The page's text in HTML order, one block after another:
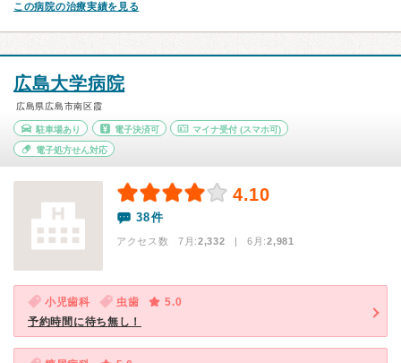
この病院の治療実績を見る
広島大学病院
広島県広島市南区霞
駐車場あり 電子決済可 マイナ受付 (スマホ可)
電子処方せん対応
4.10
38件
アクセス数 7月:2,332 | 6月:2,981
小児歯科 虫歯
5.0
予約時間に待ち無し！